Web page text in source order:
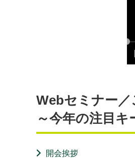
Webセミナー
～今年の注目
開会挨拶